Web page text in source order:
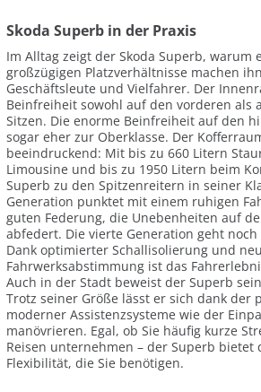
Skoda Superb in der Praxis
Im Alltag zeigt der Skoda Superb, warum
großzügigen Platzverhältnisse machen
Geschäftsleute und Vielfahrer. Der
Beinfreiheit sowohl auf den vorderen als
Sitzen. Die enorme Beinfreiheit auf den
sogar eher zur Oberklasse. Der
beeindruckend: Mit bis zu 660 Litern
Limousine und bis zu 1950 Litern beim
Superb zu den Spitzenreitern in seiner
Generation punktet mit einem ruhigen
guten Federung, die Unebenheiten auf
abfedert. Die vierte Generation geht
Dank optimierter Schallisolierung und
Fahrwerksabstimmung ist das
Auch in der Stadt beweist der Superb
Trotz seiner Größe lässt er sich dank der
moderner Assistenzsysteme wie der
manövrieren. Egal, ob Sie häufig kurze
Reisen unternehmen – der Superb bietet
Flexibilität, die Sie benötigen.